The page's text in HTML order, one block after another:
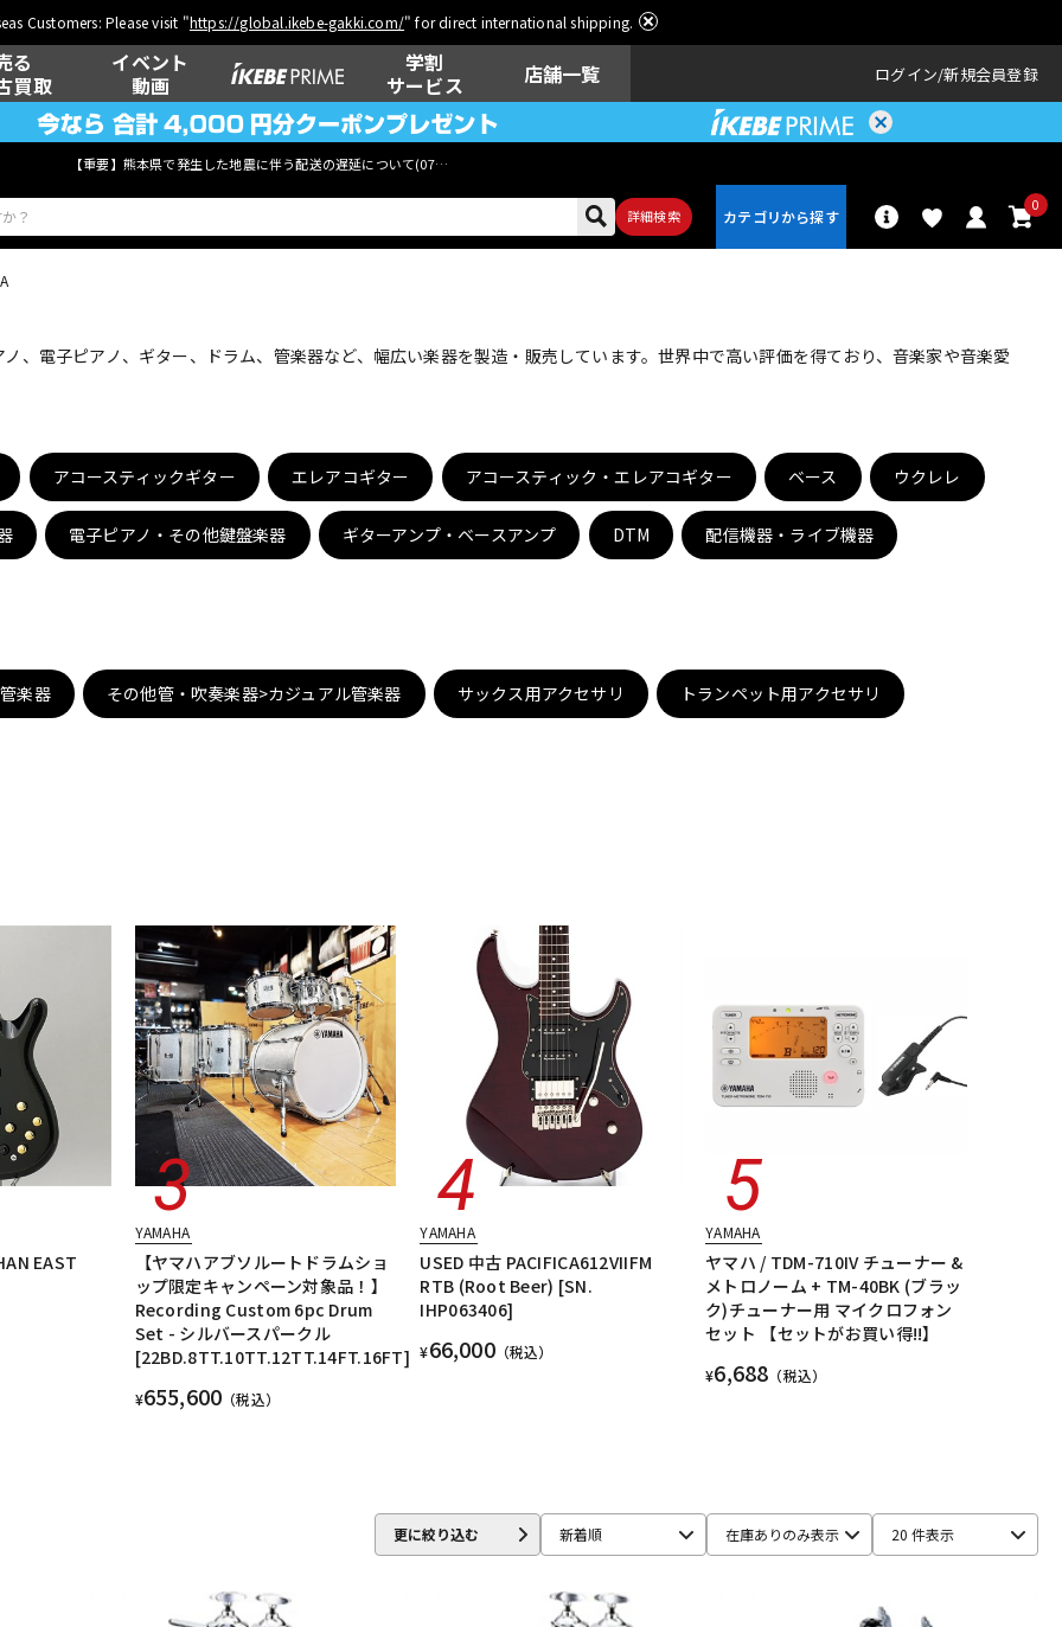
Customers: Please visit "https://global.ikebe-gakki.com/" for direct international shipping.
る
買取
イベント
動画
学割
サービス
店舗一覧 ログイン 新規会員登録
【重要】熊本県で発生した地震に伴う配送の遅延について(07月29日
詳細検索
0
ン
管楽器 その他楽器 アンプ エフェクター
DTM オンラ
イン納品
レコーディン
グ機器
配信/ライブ
機器
楽器アクセサ
リ
、電子ピアノ、ギター、ドラム、管楽器など、幅広い楽器を製造・販売しています。世界中で高い評価を得ており、音楽家や音楽愛
アコースティックギター エレアコギター アコースティック・エレアコギター ベース ウクレレ
電子ピアノ・その他鍵盤楽器 ギターアンプ・ベースアンプ DTM 配信機器・ライブ機器
楽器 その他管・吹奏楽器>カジュアル管楽器 サックス用アクセサリ トランペット用アクセサリ
EAST
YAMAHA
【ヤマハアブソルートドラムショ
ップ限定キャンペーン対象品！】
Recording Custom 6pc Drum
Set - シルバースパークル
[22BD.8TT.10TT.12TT.14FT.16FT]
¥655,600 （税込）
YAMAHA
USED 中古 PACIFICA612VIIFM
RTB (Root Beer) [SN.
IHP063406]
¥66,000（税込）
YAMAHA
ヤマハ / TDM-710IV チューナー &
メトロノーム + TM-40BK (ブラッ
ク)チューナー用 マイクロフォン
セット 【セットがお買い得!!】
¥6,688 （税込）
更に絞り込む 新着順 在庫ありのみ表示 20 件表示